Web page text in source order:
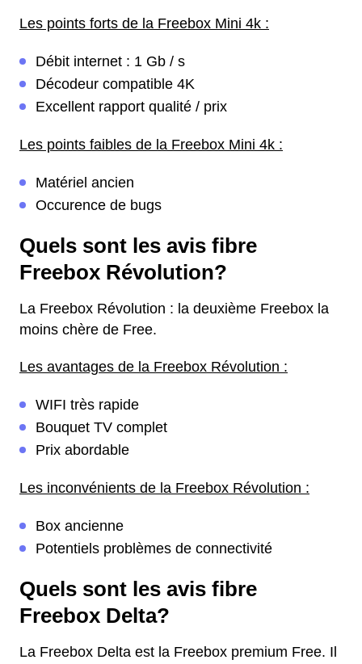
Les points forts de la Freebox Mini 4k :
Débit internet : 1 Gb / s
Décodeur compatible 4K
Excellent rapport qualité / prix
Les points faibles de la Freebox Mini 4k :
Matériel ancien
Occurence de bugs
Quels sont les avis fibre
Freebox Révolution?
La Freebox Révolution : la deuxième Freebox la
moins chère de Free.
Les avantages de la Freebox Révolution :
WIFI très rapide
Bouquet TV complet
Prix abordable
Les inconvénients de la Freebox Révolution :
Box ancienne
Potentiels problèmes de connectivité
Quels sont les avis fibre
Freebox Delta?
La Freebox Delta est la Freebox premium Free. Il